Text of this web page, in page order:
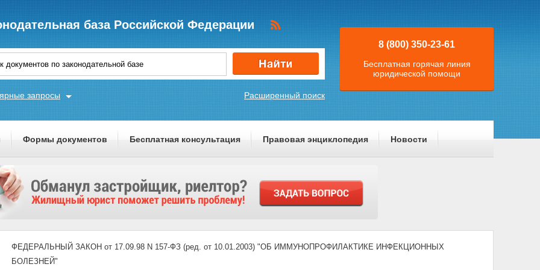
база Российской Федерации
Расширенный поиск
запросы
8 (800) 350-23-61
Бесплатная горячая линия
юридической помощи
Формы документов Бесплатная консультация Правовая энциклопедия Новости
ФЕДЕРАЛЬНЫЙ ЗАКОН от 17.09.98 N 157-ФЗ (ред. от 10.01.2003) "ОБ ИММУНОПРОФИЛАКТИКЕ ИНФЕКЦИОННЫХ
БОЛЕЗНЕЙ"